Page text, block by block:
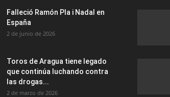
Falleció Ramón Pla i Nadal en
España
2 de junio de 2026
Toros de Aragua tiene legado
que continúa luchando contra
las drogas...
2 de marzo de 2026